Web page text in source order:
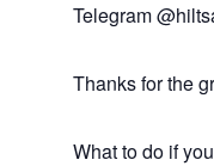
Telegram
Thanks for the
What to do if